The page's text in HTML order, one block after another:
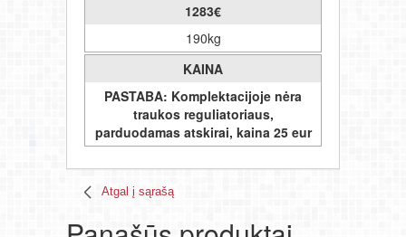
1283€
190kg
KAINA
PASTABA: Komplektacijoje nėra
traukos reguliatoriaus,
parduodamas atskirai, kaina 25 eur
Atgal į sąrašą